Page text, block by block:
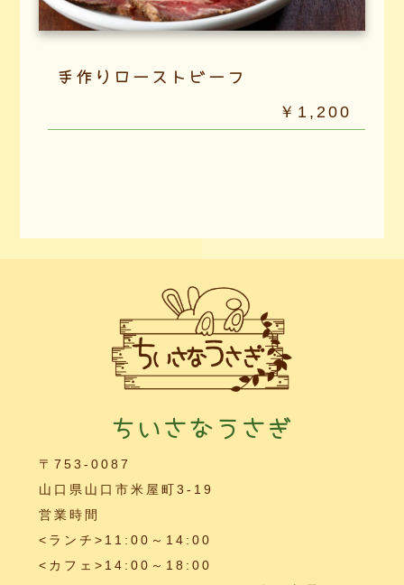
手作りローストビーフ
￥1,200
ちいさなうさぎ
〒753-0087
山口県山口市米屋町3-19
営業時間
<ランチ>11:00～14:00
<カフェ>14:00～18:00